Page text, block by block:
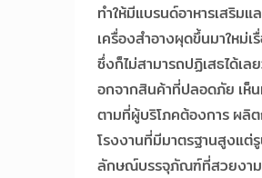
ทำให้มีแบรนด์อาหารเสริมแ
เครื่องสำอางผุดขึ้นมาใหม่เ
ซึ่งก็ไม่สามารถปฏิเสธได้เล
อกจากสินค้าที่ปลอดภัย เห็
ตามที่ผู้บริโภคต้องการ ผลิ
โรงงานที่มีมาตรฐานสูงแต่
ลักษณ์บรรจุภัณฑ์ที่สวยงา